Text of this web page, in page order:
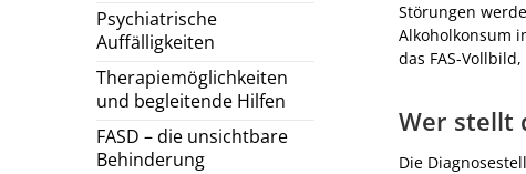
Psychiatrische
Auffälligkeiten
Therapiemöglichkeiten
und begleitende Hilfen
FASD – die unsichtbare
Behinderung
Störungen
Alkoholkonsum
das FAS-
Wer stellt
Die